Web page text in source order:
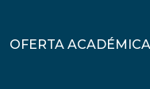
OFERTA ACADÉMICA